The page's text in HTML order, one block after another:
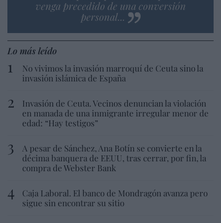
venga precedido de una conversión
personal...
Lo más leído
No vivimos la invasión marroquí de Ceuta sino la
invasión islámica de España
Invasión de Ceuta. Vecinos denuncian la violación
en manada de una inmigrante irregular menor de
edad: “Hay testigos”
A pesar de Sánchez, Ana Botín se convierte en la
décima banquera de EEUU, tras cerrar, por fin, la
compra de Webster Bank
Caja Laboral. El banco de Mondragón avanza pero
sigue sin encontrar su sitio